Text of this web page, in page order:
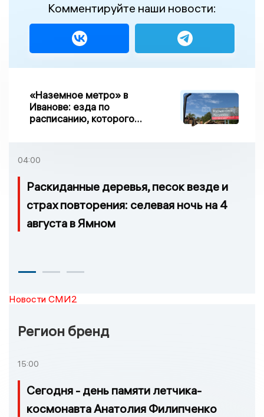
Комментируйте наши новости:
«Наземное метро» в
Иванове: езда по
расписанию, которого
04:00
Раскиданные деревья, песок везде и
страх повторения: селевая ночь на 4
августа в Ямном
Новости СМИ2
Регион бренд
15:00
Сегодня - день памяти летчика-
космонавта Анатолия Филипченко